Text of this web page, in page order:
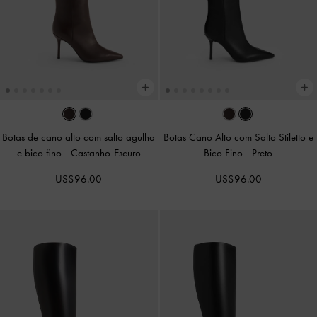
Botas de cano alto com salto agulha
e bico fino - Castanho-Escuro
US$96.00
Botas Cano Alto com Salto Stiletto e
Bico Fino - Preto
US$96.00